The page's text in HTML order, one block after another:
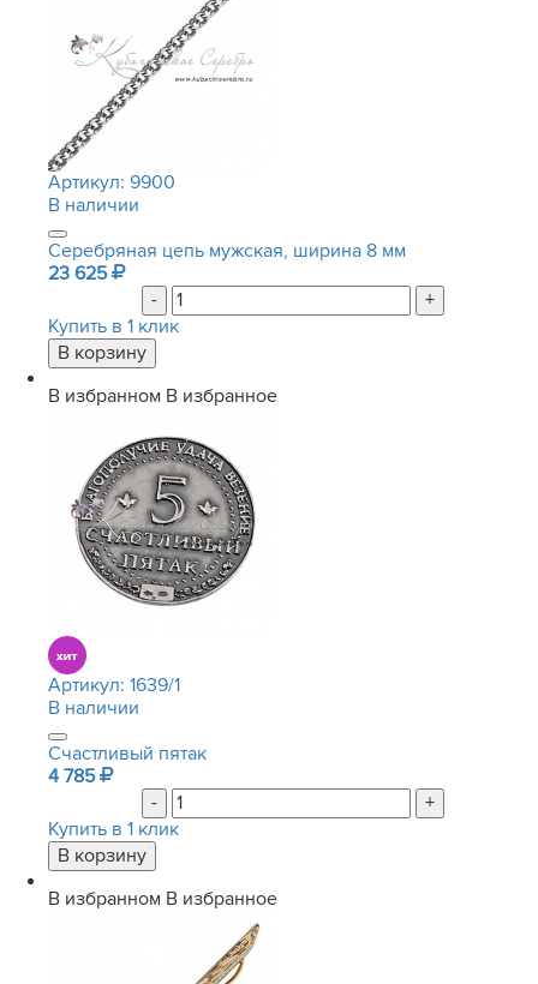
Артикул: 9900
В наличии
Серебряная цепь мужская, ширина 8 мм
23 625
-
+
Купить в 1 клик
В избранном В избранное
Артикул: 1639/1
В наличии
Счастливый пятак
4 785
-
+
Купить в 1 клик
В избранном В избранное